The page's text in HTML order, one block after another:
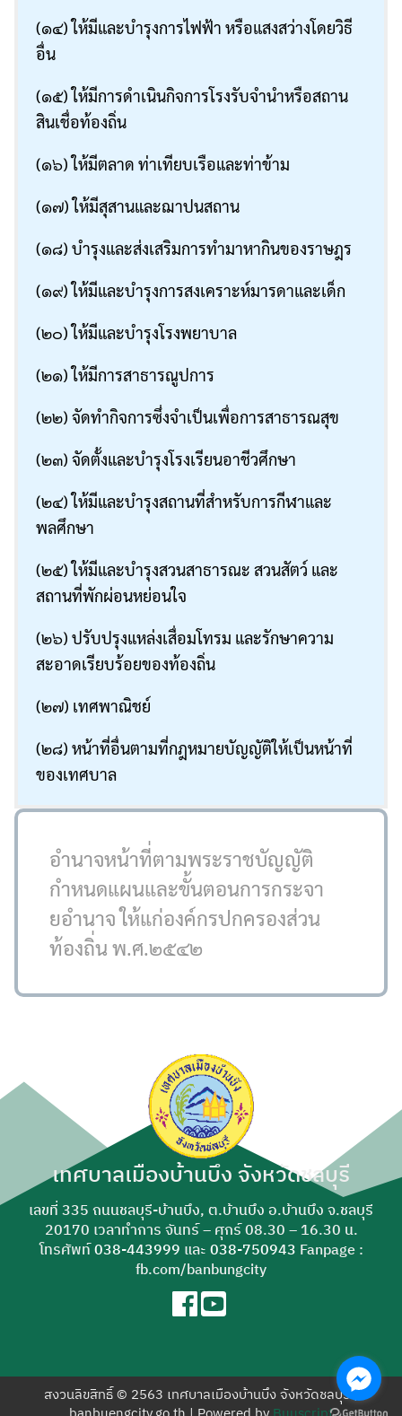
สำหรับ:
(๑๔) ให้มีและบำรุงการไฟฟ้า หรือแสงสว่างโดยวิธี
อื่น
(๑๕) ให้มีการดำเนินกิจการโรงรับจำนำหรือสถาน
สินเชื่อท้องถิ่น
(๑๖) ให้มีตลาด ท่าเทียบเรือและท่าข้าม
(๑๗) ให้มีสุสานและฌาปนสถาน
(๑๘) บำรุงและส่งเสริมการทำมาหากินของราษฎร
(๑๙) ให้มีและบำรุงการสงเคราะห์มารดาและเด็ก
(๒๐) ให้มีและบำรุงโรงพยาบาล
(๒๑) ให้มีการสาธารณูปการ
(๒๒) จัดทำกิจการซึ่งจำเป็นเพื่อการสาธารณสุข
(๒๓) จัดตั้งและบำรุงโรงเรียนอาชีวศึกษา
(๒๔) ให้มีและบำรุงสถานที่สำหรับการกีฬาและ
พลศึกษา
(๒๕) ให้มีและบำรุงสวนสาธารณะ สวนสัตว์ และ
สถานที่พักผ่อนหย่อนใจ
(๒๖) ปรับปรุงแหล่งเสื่อมโทรม และรักษาความ
สะอาดเรียบร้อยของท้องถิ่น
(๒๗) เทศพาณิชย์
(๒๘) หน้าที่อื่นตามที่กฎหมายบัญญัติให้เป็นหน้าที่
ของเทศบาล
อำนาจหน้าที่ตามพระราชบัญญัติ
กำหนดแผนและขั้นตอนการกระจา
ยอำนาจ ให้แก่องค์กรปกครองส่วน
ท้องถิ่น พ.ศ.๒๕๔๒
เทศบาลเมืองบ้านบึง จังหวัดชลบุรี
เลขที่ 335 ถนนชลบุรี-บ้านบึง, ต.บ้านบึง อ.บ้านบึง จ.ชลบุรี
20170 เวลาทำการ จันทร์ – ศุกร์ 08.30 – 16.30 น.
โทรศัพท์038-443999 และ 038-750943 Fanpage :
fb.com/banbungcity
สงวนลิขสิทธิ์ © 2563 เทศบาลเมืองบ้านบึง จังหวัดชลบุรี |